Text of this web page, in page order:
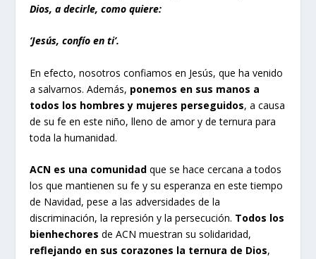
Dios, a decirle, como quiere:
‘Jesús, confío en ti’.
En efecto, nosotros confiamos en Jesús, que ha venido
a salvarnos. Además, ponemos en sus manos a
todos los hombres y mujeres perseguidos, a causa
de su fe en este niño, lleno de amor y de ternura para
toda la humanidad.
ACN es una comunidad que se hace cercana a todos
los que mantienen su fe y su esperanza en este tiempo
de Navidad, pese a las adversidades de la
discriminación, la represión y la persecución. Todos los
bienhechores de ACN muestran su solidaridad,
reflejando en sus corazones la ternura de Dios,